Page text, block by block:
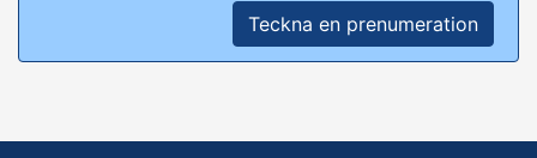
Teckna en prenumeration